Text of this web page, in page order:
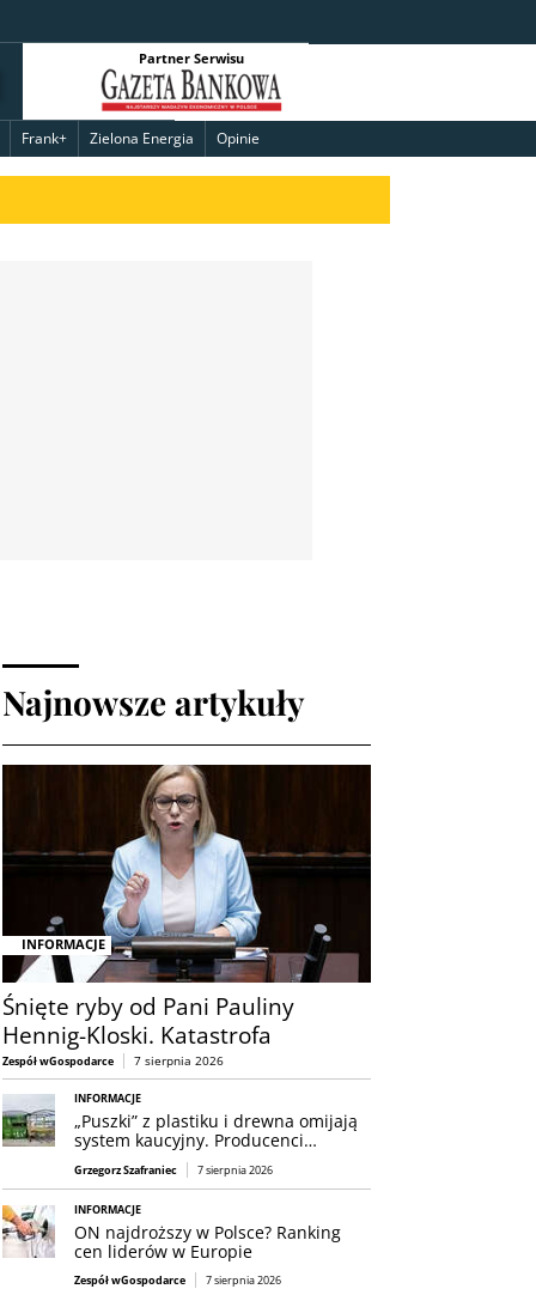
Partner Serwisu
Frank+ Zielona Energia Opinie
Najnowsze artykuły
INFORMACJE
Śnięte ryby od Pani Pauliny
Hennig-Kloski. Katastrofa
Zespół wGospodarce 7 sierpnia 2026
INFORMACJE
„Puszki” z plastiku i drewna omijają
system kaucyjny. Producenci…
Grzegorz Szafraniec 7 sierpnia 2026
INFORMACJE
ON najdroższy w Polsce? Ranking
cen liderów w Europie
Zespół wGospodarce 7 sierpnia 2026